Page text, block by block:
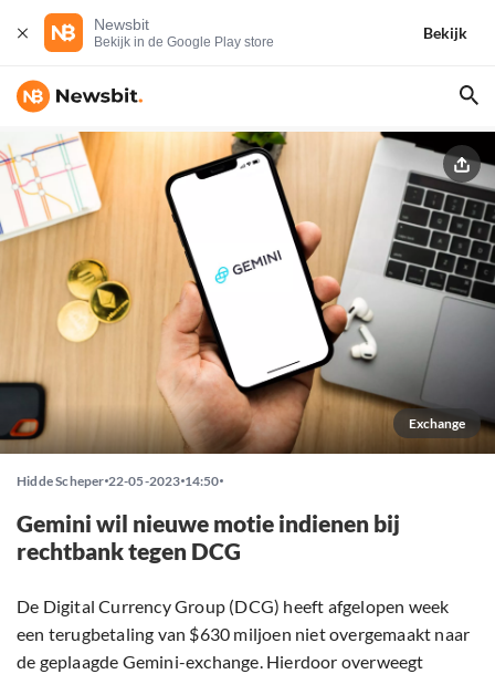
Newsbit
Bekijk in de Google Play store
Bekijk
Exchange
Hidde Scheper 22-05-2023 14:50
Gemini wil nieuwe motie indienen bij
rechtbank tegen DCG
De Digital Currency Group (DCG) heeft afgelopen week
een terugbetaling van $630 miljoen niet overgemaakt naar
de geplaagde Gemini-exchange. Hierdoor overweegt